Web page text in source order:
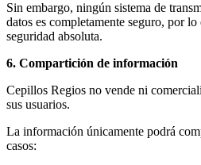
Sin embargo, ningún sistema de
datos es completamente seguro, por
seguridad absoluta.
6. Compartición de información
Cepillos Regios no vende ni
sus usuarios.
La información únicamente podrá
casos: